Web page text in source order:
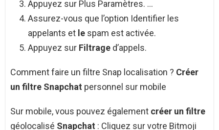
Appuyez sur Plus Paramètres. …
Assurez-vous que l’option Identifier les
appelants et le spam est activée.
Appuyez sur Filtrage d’appels.
Comment faire un filtre Snap localisation ? Créer
un filtre Snapchat personnel sur mobile
Sur mobile, vous pouvez également créer un filtre
géolocalisé Snapchat : Cliquez sur votre Bitmoji